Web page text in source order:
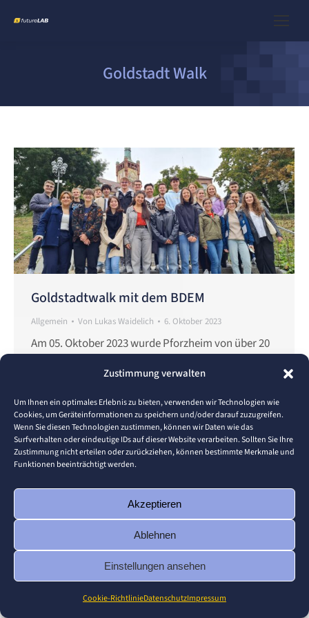
Zustimmung verwalten
Um Ihnen ein optimales Erlebnis zu bieten, verwenden wir Technologien wie
Cookies, um Geräteinformationen zu speichern und/oder darauf zuzugreifen.
Wenn Sie diesen Technologien zustimmen, können wir Daten wie das
Surfverhalten oder eindeutige IDs auf dieser Website verarbeiten. Sollten Sie Ihre
Zustimmung nicht erteilen oder zurückziehen, können bestimmte Merkmale und
Funktionen beeinträchtigt werden.
Akzeptieren
Ablehnen
Einstellungen ansehen
Cookie-RichtlinieDatenschutzImpressum
Goldstadt Walk
Goldstadtwalk mit dem BDEM
Allgemein Von Lukas Waidelich 6. Oktober 2023
Am 05. Oktober 2023 wurde Pforzheim von über 20
Digital Enterprise Management (BDEM) in einem
ganz besonderen Licht gesehen. An diesem Tag
fand der traditionelle Goldstadtwalk mit den
Newies statt, der gleichzeitig den Semesterstart
markiert. Der Goldstadtwalk ist mehr als nur eine
Stadtführung. Er ist eine Gelegenheit für unsere
neuen Studierenden,…
© 2026 Pforzheim University
Footer